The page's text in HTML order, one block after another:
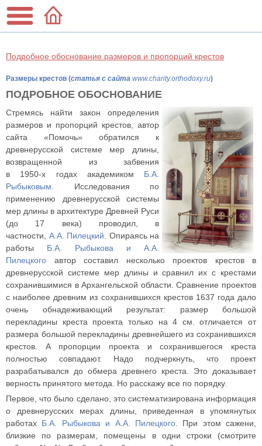
Подробное обоснование размеров и пропорций крестов
Размеры крестов (статья с сайта www.charity.orthodoxy.ru)
ПОДРОБНОЕ ОБОСНОВАНИЕ
Стремясь найти закон определения
размеров и пропорций крестов, автор
сайта «Помочь» обратился к
древнерусской системе мер длины,
возвращенной из забвения
в 1950-х годах академиком Б.А.
Рыбыковым . Исследования по
применению древнерусской системы
мер длины в архитектуре Древней Руси
(до 17 века) проводил, в
частности, А.А. Пилецкий . Опираясь на
работы Б.А. Рыбыкова и А.А.
Пилецкого автор составил несколько проектов крестов в
древнерусской системе мер длины и сравнил их с крестами
сохранившимися в Архангельской области. Сравнение проектов
с наиболее древним из сохранившихся крестов 1637 года дало
очень обнадеживающий результат: размер большой
перекладины креста проекта только на 4 см. отличается от
размера большой перекладины древнейшего из сохранившихся
крестов. А пропорции проекта и сохранившегося креста
полностью совпадают. Надо подчеркнуть, что проект
разрабатывался до обмера древнего креста. Это доказывает
верность принятого метода. Но расскажу все по порядку.
Первое, что было сделано, это систематизирована информация
о древнерусских мерах длины, приведенная в упомянутых
работах Б.А. Рыбыкова и А.А. Пилецкого. При этом сажени,
близкие по размерам, помещены в одни строки (смотрите